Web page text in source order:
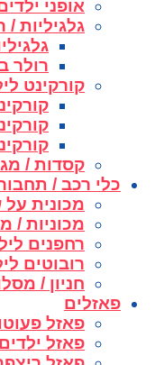
אופני
גלגיליות /
רולר
קורקינט
קורקינט 3
קסדות /
כלי רכב /
מכונית
מכוניות /
רחפנים
רובוטים
חניון /
פאזלים
פאזל
פאזל ילדים